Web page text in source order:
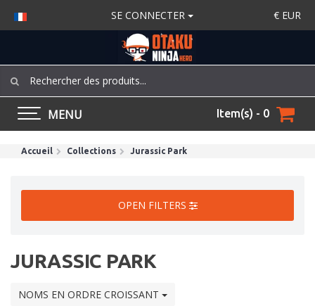
SE CONNECTER € EUR
MENU Item(s) - 0
Accueil Collections Jurassic Park
OPEN FILTERS
JURASSIC PARK
NOMS EN ORDRE CROISSANT